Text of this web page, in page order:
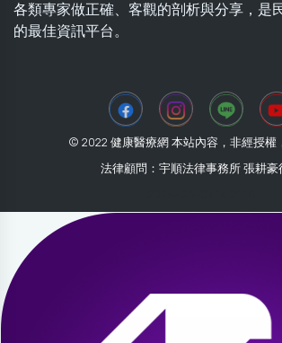
各類專家做正確、客觀的剖析與分享，是
的最佳資訊平台。
© 2022 健康醫療網 本站內容，非經授權
法律顧問：宇順法律事務所 張耕豪